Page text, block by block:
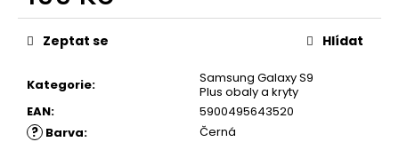
Měrná
cena:
Kategorie:
Samsung Galaxy S9
Plus obaly a kryty
EAN: 5900495643520
? Barva: Černá
Zeptat se Hlídat
e